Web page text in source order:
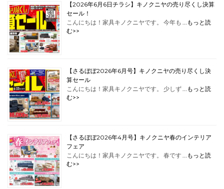
【2026年6月6日チラシ】キノクニヤの売り尽くし決算
セール！
こんにちは！家具キノクニヤです。 今年も … もっと読
む>>
【さるぼぼ2026年6月号】キノクニヤの売り尽くし決
算セール
こんにちは！家具キノクニヤです。 少しず … もっと読
む>>
【さるぼぼ2026年4月号】キノクニヤ春のインテリア
フェア
こんにちは！家具キノクニヤです。 春です … もっと読
む>>